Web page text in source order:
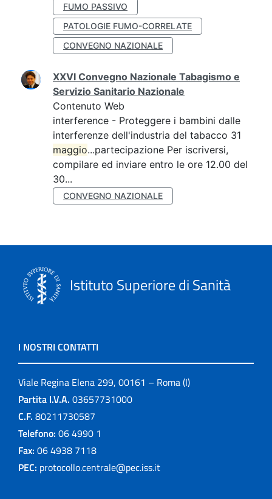
FUMO PASSIVO
PATOLOGIE FUMO-CORRELATE
CONVEGNO NAZIONALE
XXVI Convegno Nazionale Tabagismo e
Servizio Sanitario Nazionale
Contenuto Web
interference - Proteggere i bambini dalle
interferenze dell'industria del tabacco 31
maggio...partecipazione Per iscriversi,
compilare ed inviare entro le ore 12.00 del
30...
CONVEGNO NAZIONALE
Istituto Superiore di Sanità
I NOSTRI CONTATTI
Viale Regina Elena 299, 00161 – Roma (I)
Partita I.V.A. 03657731000
C.F. 80211730587
Telefono: 06 4990 1
Fax: 06 4938 7118
PEC: protocollo.centrale@pec.iss.it